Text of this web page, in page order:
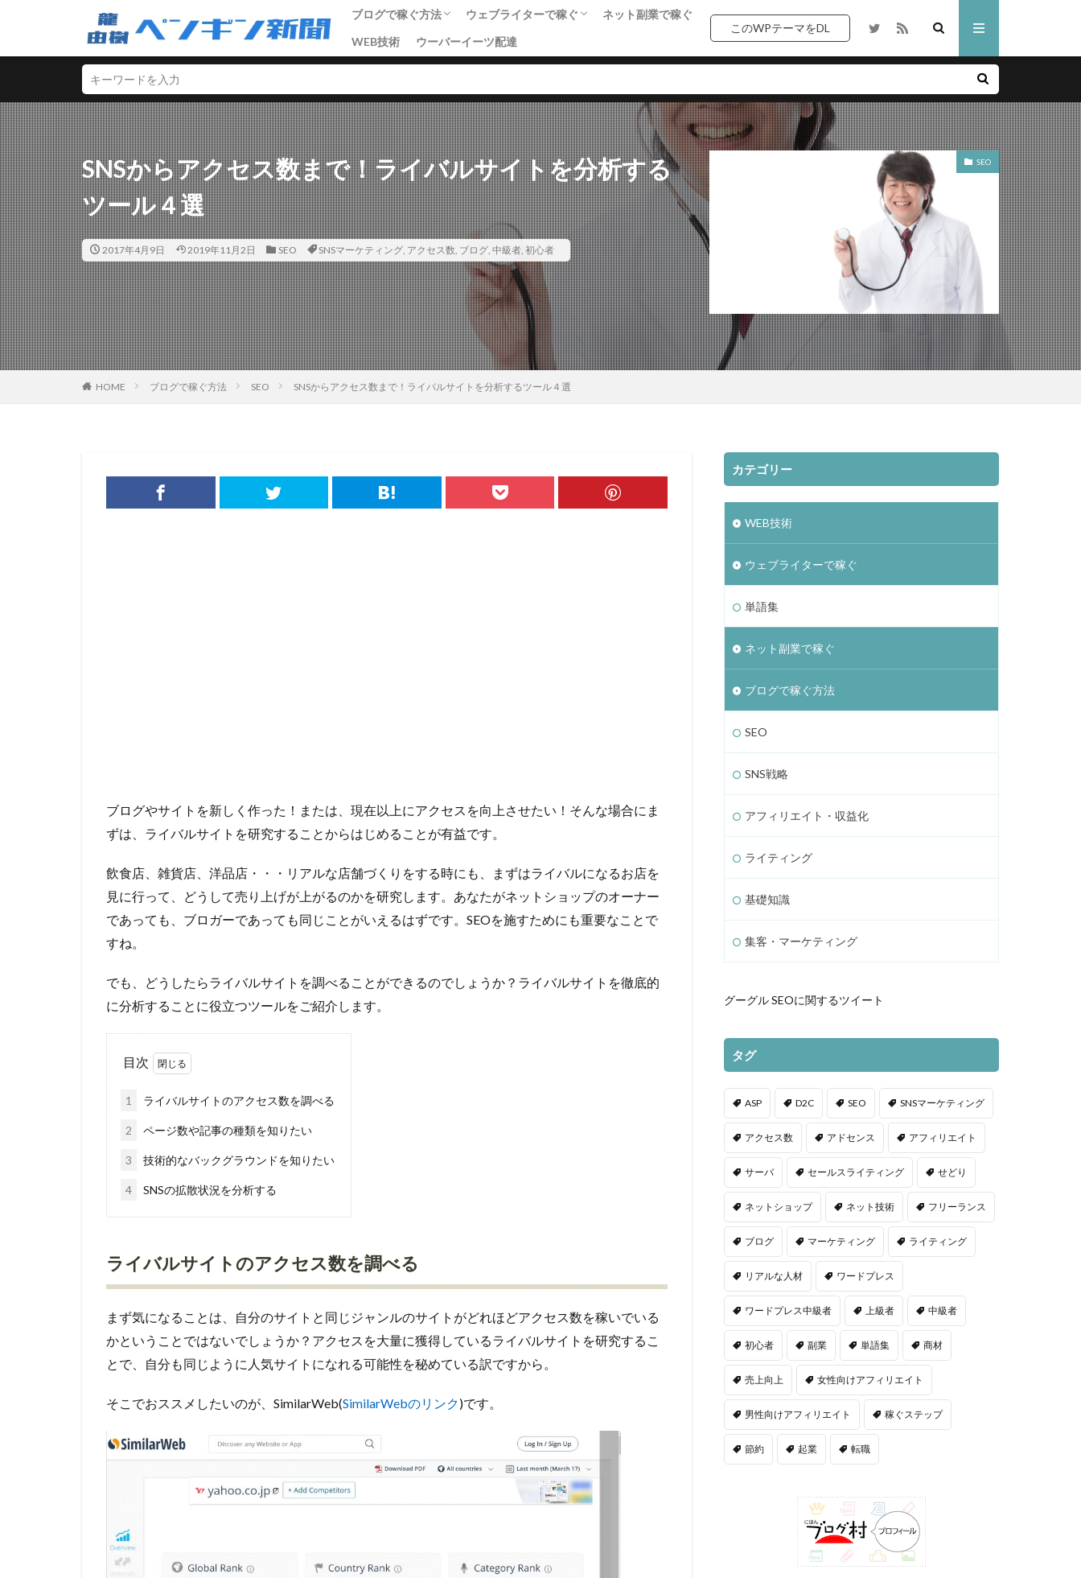
ブログで稼ぐ方法
基礎知識
SEO
アフィリエイト・収益化
ライティング
集客・マーケティング
SNS戦略
ウェブライターで稼ぐ
単語集
ネット副業で稼ぐ
WEB技術
ウーバーイーツ配達
このWPテーマをDL
SNSからアクセス数まで！ライバルサイトを分析する
ツール４選
2017年4月9日 2019年11月2日 SEO SNSマーケティング, アクセス数, ブログ, 中級者, 初心者
SEO
HOME ブログで稼ぐ方法 SEO SNSからアクセス数まで！ライバルサイトを分析するツール４選
ブログやサイトを新しく作った！または、現在以上にアクセスを向上させたい！そんな場合にま
ずは、ライバルサイトを研究することからはじめることが有益です。
飲食店、雑貨店、洋品店・・・リアルな店舗づくりをする時にも、まずはライバルになるお店を
見に行って、どうして売り上げが上がるのかを研究します。あなたがネットショップのオーナー
であっても、ブロガーであっても同じことがいえるはずです。SEOを施すためにも重要なことで
すね。
でも、どうしたらライバルサイトを調べることができるのでしょうか？ライバルサイトを徹底的
に分析することに役立つツールをご紹介します。
目次
1 ライバルサイトのアクセス数を調べる
2 ページ数や記事の種類を知りたい
3 技術的なバックグラウンドを知りたい
4 SNSの拡散状況を分析する
ライバルサイトのアクセス数を調べる
まず気になることは、自分のサイトと同じジャンルのサイトがどれほどアクセス数を稼いでいる
かということではないでしょうか？アクセスを大量に獲得しているライバルサイトを研究するこ
とで、自分も同じように人気サイトになれる可能性を秘めている訳ですから。
そこでおススメしたいのが、SimilarWeb(SimilarWebのリンク)です。
カテゴリー
WEB技術
ウェブライターで稼ぐ
単語集
ネット副業で稼ぐ
ブログで稼ぐ方法
SEO
SNS戦略
アフィリエイト・収益化
ライティング
基礎知識
集客・マーケティング
グーグル SEOに関するツイート
タグ
ASP D2C SEO SNSマーケティング
アクセス数 アドセンス アフィリエイト
サーバ セールスライティング せどり
ネットショップ ネット技術 フリーランス
ブログ マーケティング ライティング
リアルな人材 ワードプレス
ワードプレス中級者 上級者 中級者
初心者 副業 単語集 商材
売上向上 女性向けアフィリエイト
男性向けアフィリエイト 稼ぐステップ
節約 起業 転職
ライティング
SEO
ASP D2C SEO SNSマーケティング アクセス数 アドセンス アフィリエイト
セールスライティング
せどり ネットショップ ネット技術 フリーランス
マーケティング
ライティング リアルな人材 ワードプレス ワードプレス中級者
中級者
初心者 副業 単語集 商材 売上向上
女性向けアフィリエイト
男性向けアフィリエイト
稼ぐステップ 節約 起業 転職
検索